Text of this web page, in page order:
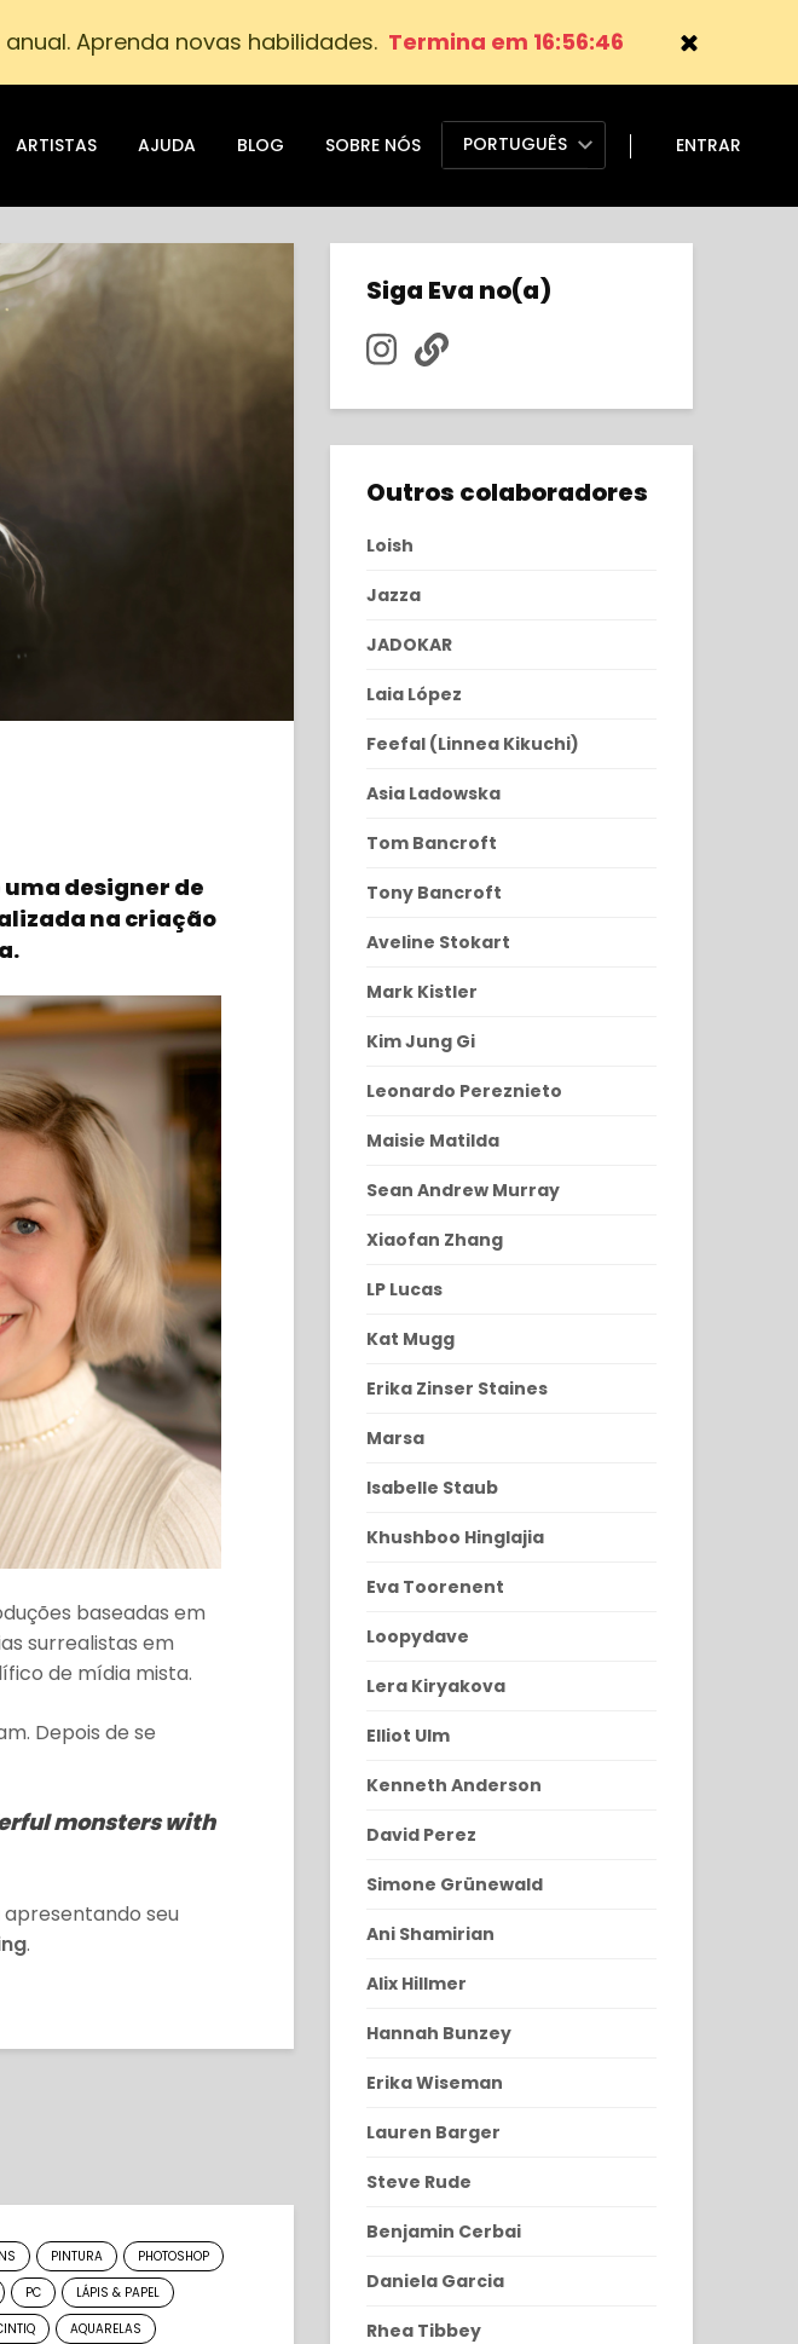
Aprenda novas habilidades. Termina em 16:56:45
ARTISTAS AJUDA BLOG SOBRE NÓS PORTUGUÊS ENTRAR
designer de
na criação
baseadas em
surrealistas em
de mídia mista.
Depois de se
monsters with
apresentando seu
.
PINTURA
PHOTOSHOP
PC
LÁPIS & PAPEL
AQUARELAS
Siga Eva no(a)
Outros colaboradores
Loish
Jazza
JADOKAR
Laia López
Feefal (Linnea Kikuchi)
Asia Ladowska
Tom Bancroft
Tony Bancroft
Aveline Stokart
Mark Kistler
Kim Jung Gi
Leonardo Pereznieto
Maisie Matilda
Sean Andrew Murray
Xiaofan Zhang
LP Lucas
Kat Mugg
Erika Zinser Staines
Marsa
Isabelle Staub
Khushboo Hinglajia
Eva Toorenent
Loopydave
Lera Kiryakova
Elliot Ulm
Kenneth Anderson
David Perez
Simone Grünewald
Ani Shamirian
Alix Hillmer
Hannah Bunzey
Erika Wiseman
Lauren Barger
Steve Rude
Benjamin Cerbai
Daniela Garcia
Rhea Tibbey